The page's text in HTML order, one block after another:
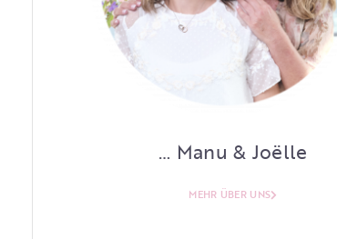
… Manu & Joëlle
MEHR ÜBER UNS